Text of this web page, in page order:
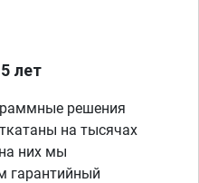
лет
решения
на тысячах
них мы
гарантийный